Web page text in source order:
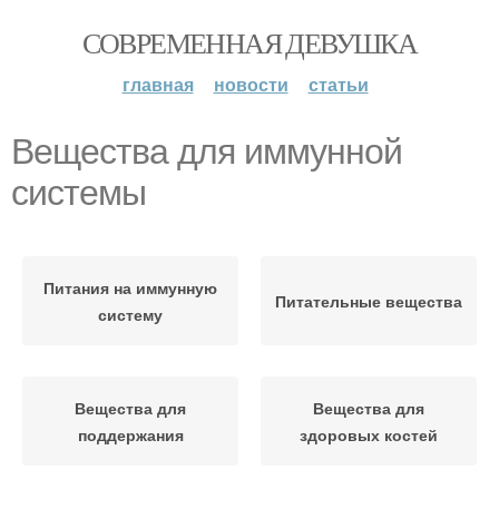
СОВРЕМЕННАЯ ДЕВУШКА
главная новости статьи
Вещества для иммунной
системы
Питания на иммунную
систему
Питательные вещества
Вещества для
поддержания
Вещества для
здоровых костей